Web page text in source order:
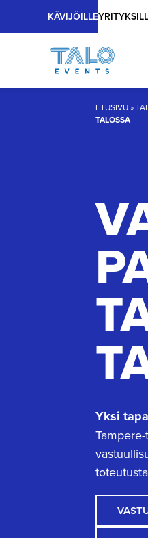
Main
KÄVIJÖILLE
ETUSIVU»
TALOSSA
Yksi